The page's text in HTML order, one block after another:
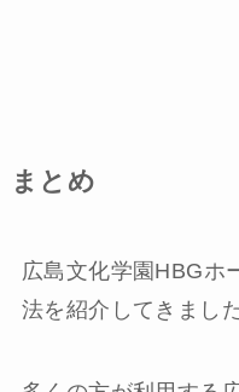
まとめ
広島文化学園HBGホ
法を紹介してきました